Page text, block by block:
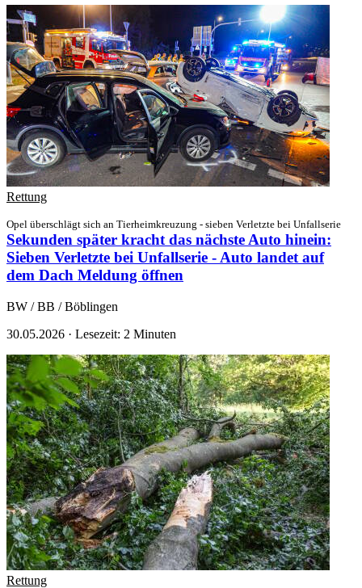
Rettung
Opel überschlägt sich an Tierheimkreuzung - sieben Verletzte bei Unfallserie
Sekunden später kracht das nächste Auto hinein:
Sieben Verletzte bei Unfallserie - Auto landet auf
dem Dach Meldung öffnen
BW / BB / Böblingen
30.05.2026 · Lesezeit: 2 Minuten
Rettung